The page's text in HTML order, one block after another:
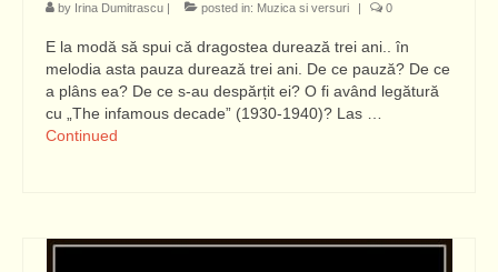
by Irina Dumitrascu | posted in: Muzica si versuri | 0
E la modă să spui că dragostea durează trei ani.. în
melodia asta pauza durează trei ani. De ce pauză? De ce
a plâns ea? De ce s-au despărțit ei? O fi având legătură
cu „The infamous decade” (1930-1940)? Las …
Continued